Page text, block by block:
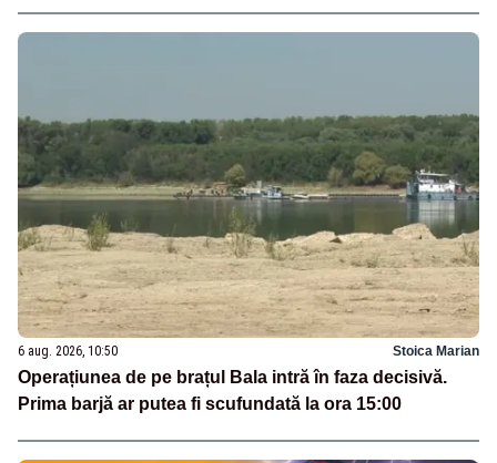
6 aug. 2026, 10:50 Stoica Marian
Operațiunea de pe brațul Bala intră în faza decisivă.
Prima barjă ar putea fi scufundată la ora 15:00